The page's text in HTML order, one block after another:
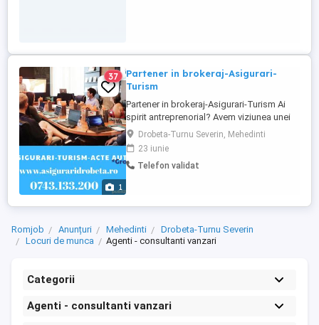
1
37
Partener in brokeraj-Asigurari-
Turism
Partener in brokeraj-Asigurari-Turism Ai
spirit antreprenorial? Avem viziunea unei
afaceri de succes în care parteneriatul cu
tine înseamnă sprijin permanent, astfel
încât tu să te poți concentra pe portofoliul
de clienți și pe propria rețea de
Drobeta-Turnu Severin, Mehedinti
23 iunie
Telefon validat
Romjob Anunțuri Mehedinti
Drobeta-Turnu Severin
Locuri de munca
Agenti - consultanti vanzari
Categorii
Agenti - consultanti vanzari